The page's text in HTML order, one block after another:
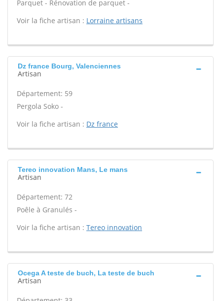
Parquet - Rénovation de parquet -
Voir la fiche artisan : Lorraine artisans
Dz france Bourg, Valenciennes
Artisan
Département: 59
Pergola Soko -
Voir la fiche artisan : Dz france
Tereo innovation Mans, Le mans
Artisan
Département: 72
Poêle à Granulés -
Voir la fiche artisan : Tereo innovation
Ocega A teste de buch, La teste de buch
Artisan